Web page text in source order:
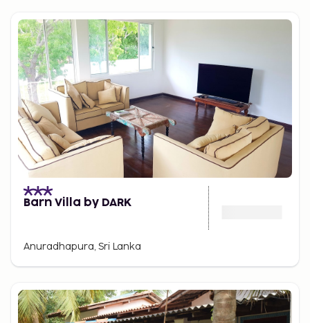
Barn Villa by DARK
Anuradhapura, Sri Lanka